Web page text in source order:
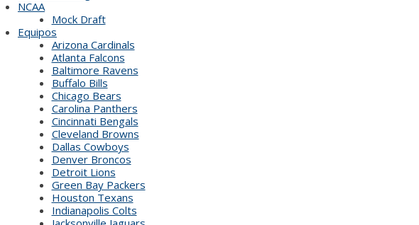
NCAA
Mock Draft
Equipos
Arizona Cardinals
Atlanta Falcons
Baltimore Ravens
Buffalo Bills
Chicago Bears
Carolina Panthers
Cincinnati Bengals
Cleveland Browns
Dallas Cowboys
Denver Broncos
Detroit Lions
Green Bay Packers
Houston Texans
Indianapolis Colts